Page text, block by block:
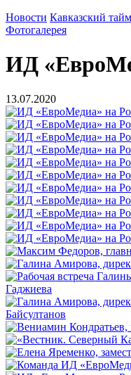
Новости Кавказский
Фотогалерея
ИД
13.07.2020